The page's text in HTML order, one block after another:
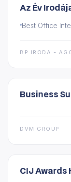
Az Év
Best Office
BP IRODA -
Business
DVM GROUP
CIJ Awards